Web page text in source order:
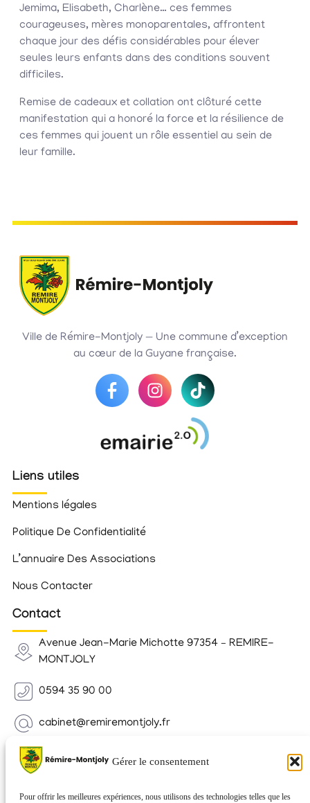
Gérer le consentement
Pour offrir les meilleures expériences, nous utilisons des technologies telles que les
Jemima, Elisabeth, Charlène… ces femmes
courageuses, mères monoparentales, affrontent
chaque jour des défis considérables pour élever
seules leurs enfants dans des conditions souvent
difficiles.
Remise de cadeaux et collation ont clôturé cette
manifestation qui a honoré la force et la résilience de
ces femmes qui jouent un rôle essentiel au sein de
leur famille.
Ville de Rémire-Montjoly — Une commune d’exception
au cœur de la Guyane française.
Liens utiles
Mentions légales
Politique De Confidentialité
L’annuaire Des Associations
Nous Contacter
Contact
Avenue Jean-Marie Michotte 97354 – REMIRE-
MONTJOLY
0594 35 90 00
cabinet@remiremontjoly.fr
Newsletter
nouvelles de votre commune.